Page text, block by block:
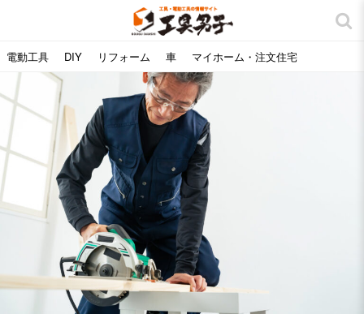
電動工具 DIY リフォーム 車 マイホーム・注文住宅